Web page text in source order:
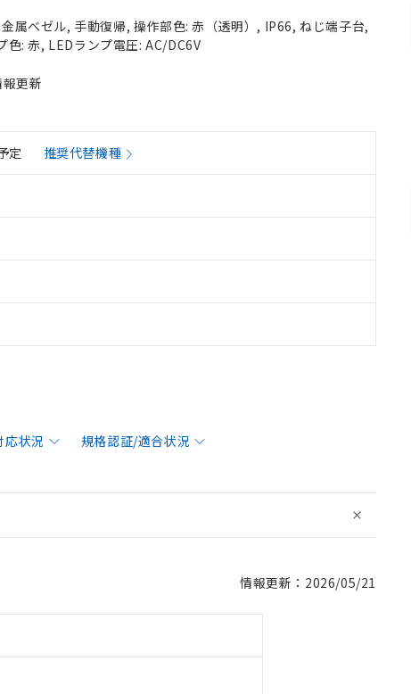
属ベゼル, 手動復帰, 操作部色: 赤（透明）, IP66, ねじ端子台,
: 赤, LEDランプ電圧: AC/DC6V
更新
定 推奨代替機種
応状況 規格認証/適合状況
情報更新：2026/05/21